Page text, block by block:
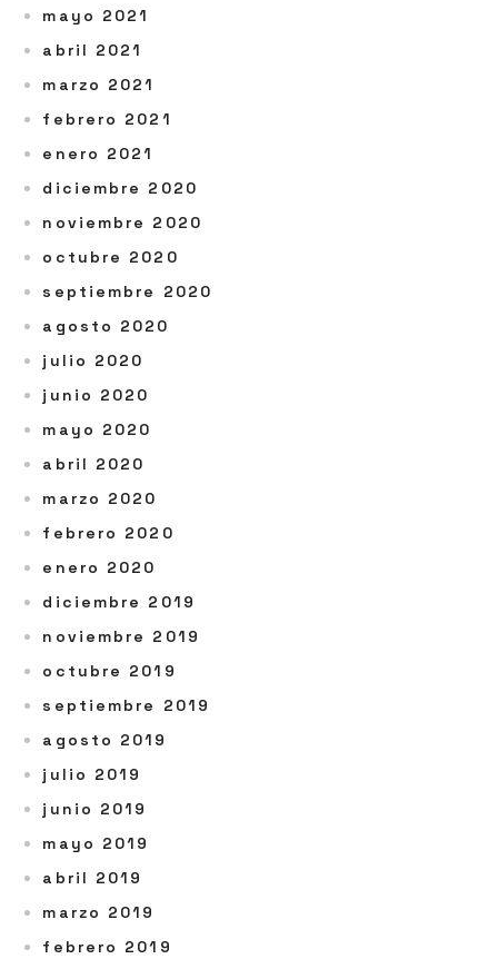
mayo 2021
abril 2021
marzo 2021
febrero 2021
enero 2021
diciembre 2020
noviembre 2020
octubre 2020
septiembre 2020
agosto 2020
julio 2020
junio 2020
mayo 2020
abril 2020
marzo 2020
febrero 2020
enero 2020
diciembre 2019
noviembre 2019
octubre 2019
septiembre 2019
agosto 2019
julio 2019
junio 2019
mayo 2019
abril 2019
marzo 2019
febrero 2019